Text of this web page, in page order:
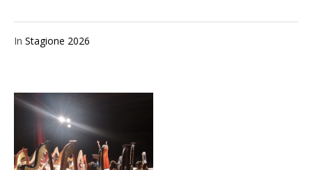
In Stagione 2026